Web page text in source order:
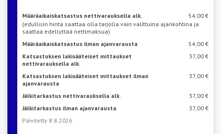
Määräaikaiskatsastus nettivarauksella alk.
54,00 €
(edullisin hinta saattaa olla tarjolla vain valittuina ajankohtina ja
saattaa edellyttää nettimaksua)
Määräaikaiskatsastus ilman ajanvarausta
54,00 €
Katsastuksen lakisääteiset mittaukset
nettivarauksella alk.
37,00 €
Katsastuksen lakisääteiset mittaukset ilman
ajanvarausta
37,00 €
Jälkitarkastus nettivarauksella alk.
37,00 €
Jälkitarkastus ilman ajanvarausta
37,00 €
Päivitetty 8.8.2026